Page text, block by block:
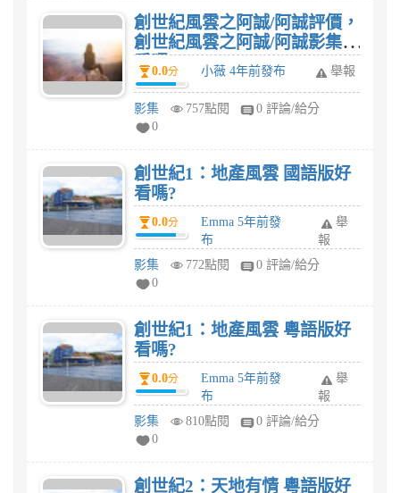
創世紀風雲之阿誠/阿誠評價，
創世紀風雲之阿誠/阿誠影集好
看嗎?
0.0分 小薇 4年前發布 舉報
影集 757點閱
0 評論/給分
0
創世紀1：地產風雲 國語版好
看嗎?
0.0分
Emma 5年前發
布
舉
報
影集
772點閱
0 評論/給分
0
創世紀1：地產風雲 粵語版好
看嗎?
0.0分
Emma 5年前發
布
舉
報
影集
810點閱
0 評論/給分
0
創世紀2：天地有情 粵語版好